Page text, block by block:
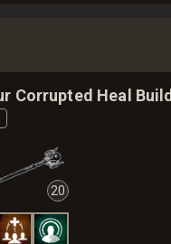
Corrupted Heal Build
20